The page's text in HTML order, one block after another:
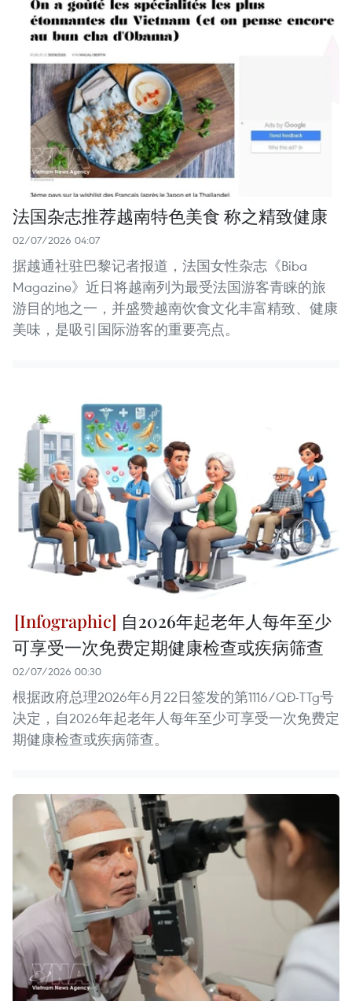
法国杂志推荐越南特色美食 称之精致健康
02/07/2026 04:07
据越通社驻巴黎记者报道，法国女性杂志《Biba
Magazine》近日将越南列为最受法国游客青睐的旅
游目的地之一，并盛赞越南饮食文化丰富精致、健康
美味，是吸引国际游客的重要亮点。
自2026年起老年人每年至少
可享受一次免费定期健康检查或疾病筛查
02/07/2026 00:30
根据政府总理2026年6月22日签发的第1116/QĐ-TTg号
决定，自2026年起老年人每年至少可享受一次免费定
期健康检查或疾病筛查。